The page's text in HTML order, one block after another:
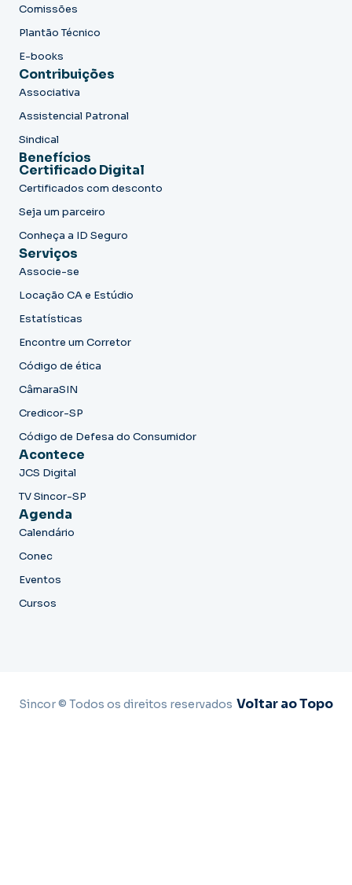
Comissões
Plantão Técnico
E-books
Contribuições
Associativa
Assistencial Patronal
Sindical
Benefícios
Certificado Digital
Certificados com desconto
Seja um parceiro
Conheça a ID Seguro
Serviços
Associe-se
Locação CA e Estúdio
Estatísticas
Encontre um Corretor
Código de ética
CâmaraSIN
Credicor-SP
Código de Defesa do Consumidor
Acontece
JCS Digital
TV Sincor-SP
Agenda
Calendário
Conec
Eventos
Cursos
Sincor © Todos os direitos reservados Voltar ao Topo